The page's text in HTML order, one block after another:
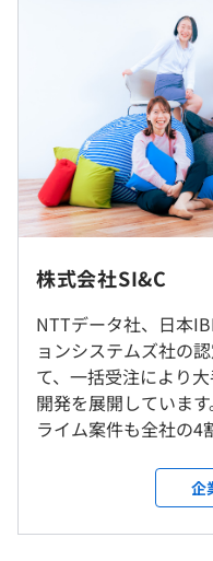
＜雇入時＞
本社オフィス、および
＜変更範囲＞
会社の定める場所（テ
受動喫煙防止措置に関
従業員に対する受動喫
想定年収は年収提示額
9：30～18：00（所定
休憩時間：60分
・完全週休2日制（土、
・祝日
・年末年始休暇（6日）
株式会社SI&C
NTTデータ社、日本
ョンシステムズ社の
て、一括受注により
開発を展開していま
ライム案件も全社の4
ている中、2023年の
への変革を進めてい
企